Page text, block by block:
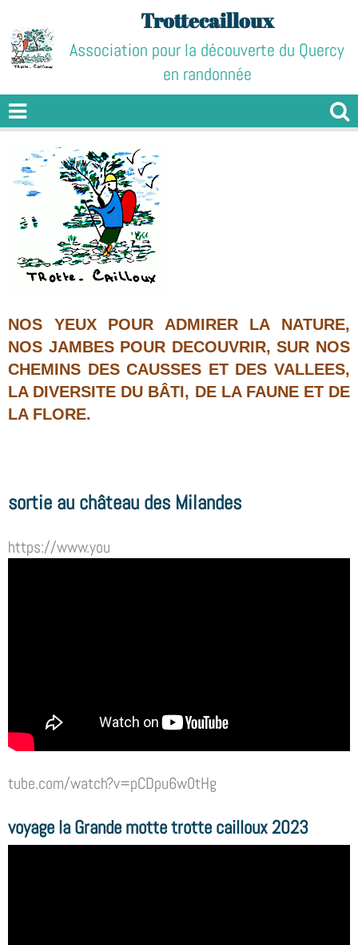
Trottecailloux
Association pour la découverte du Quercy
en randonnée
NOS YEUX POUR ADMIRER LA NATURE,
NOS JAMBES POUR DECOUVRIR, SUR NOS
CHEMINS DES CAUSSES ET DES VALLEES,
LA DIVERSITE DU BÂTI, DE LA FAUNE ET DE
LA FLORE.
sortie au château des Milandes
https://www.you
tube.com/watch?v=pCDpu6w0tHg
voyage la Grande motte trotte cailloux 2023